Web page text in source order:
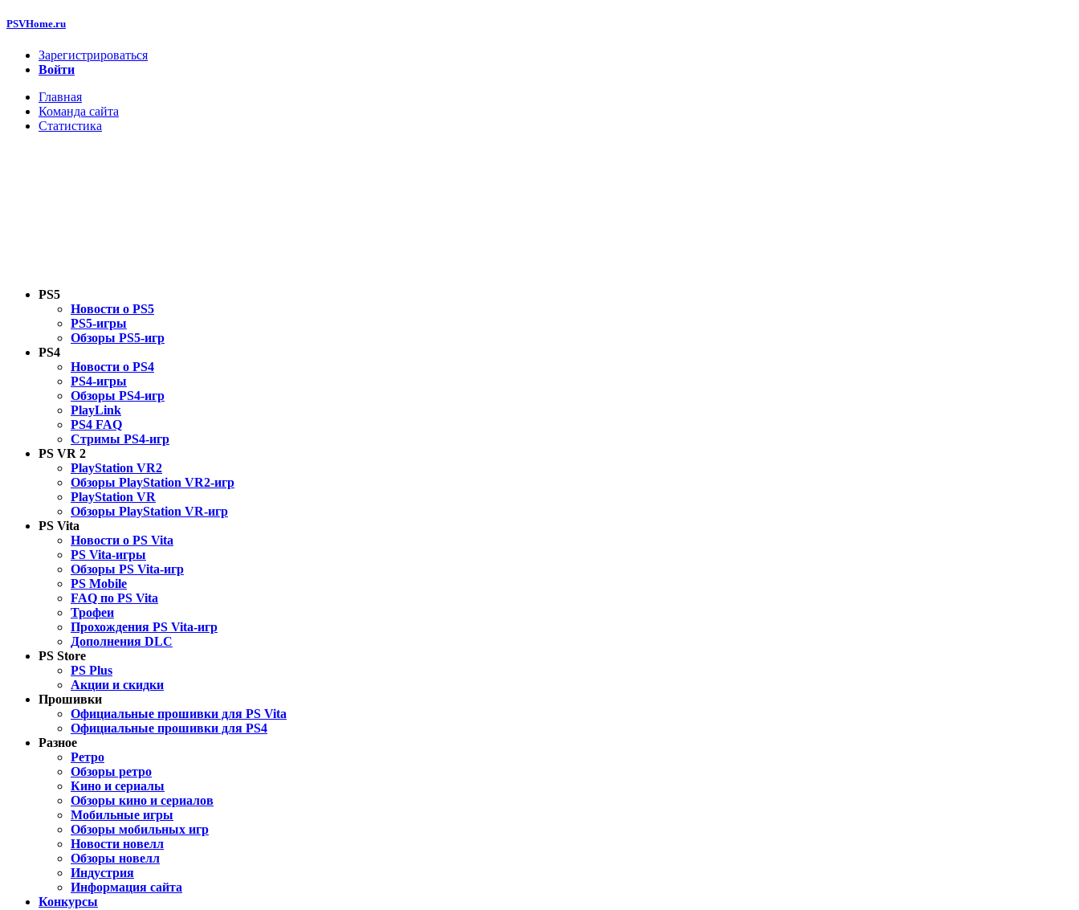
PSVHome.ru
Зарегистрироваться
Войти
Главная
Команда сайта
Статистика
PS5
Новости о PS5
PS5-игры
Обзоры PS5-игр
PS4
Новости о PS4
PS4-игры
Обзоры PS4-игр
PlayLink
PS4 FAQ
Стримы PS4-игр
PS VR 2
PlayStation VR2
Обзоры PlayStation VR2-игр
PlayStation VR
Обзоры PlayStation VR-игр
PS Vita
Новости о PS Vita
PS Vita-игры
Обзоры PS Vita-игр
PS Mobile
FAQ по PS Vita
Трофеи
Прохождения PS Vita-игр
Дополнения DLC
PS Store
PS Plus
Акции и скидки
Прошивки
Официальные прошивки для PS Vita
Официальные прошивки для PS4
Разное
Ретро
Обзоры ретро
Кино и сериалы
Обзоры кино и сериалов
Мобильные игры
Обзоры мобильных игр
Новости новелл
Обзоры новелл
Индустрия
Информация сайта
Конкурсы